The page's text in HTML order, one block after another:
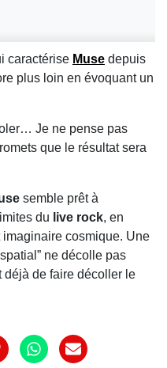
caractérise Muse depuis
plus loin en évoquant un
Je ne pense pas
que le résultat sera
semble prêt à
du live rock, en
cosmique. Une
ne décolle pas
déjà de faire décoller le